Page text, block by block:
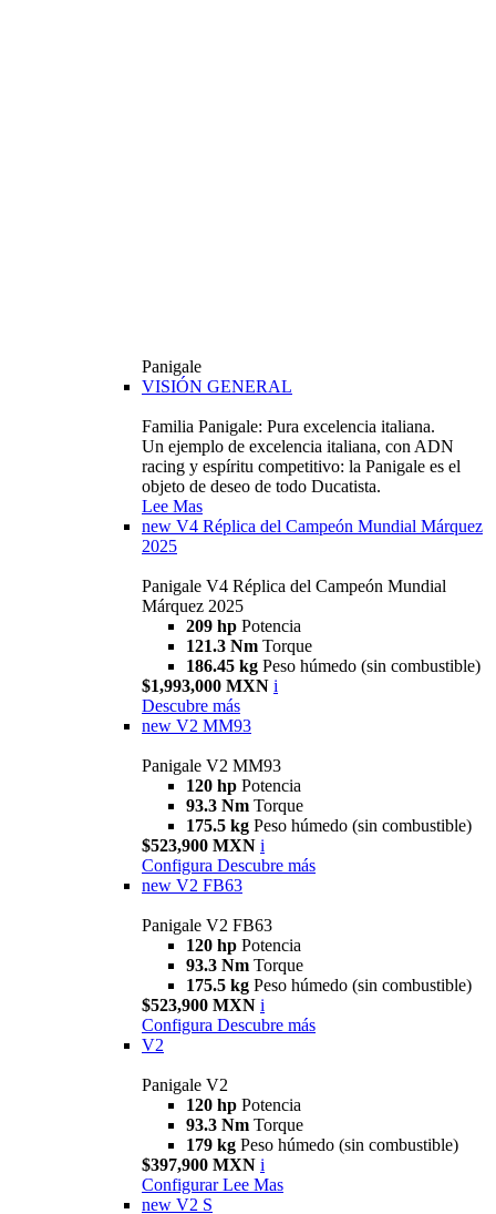
Panigale
VISIÓN GENERAL
Familia Panigale: Pura excelencia italiana.
Un ejemplo de excelencia italiana, con ADN
racing y espíritu competitivo: la Panigale es el
objeto de deseo de todo Ducatista.
Lee Mas
new V4 Réplica del Campeón Mundial Márquez
2025
Panigale V4 Réplica del Campeón Mundial
Márquez 2025
209 hp Potencia
121.3 Nm Torque
186.45 kg Peso húmedo (sin combustible)
$1,993,000 MXN i
Descubre más
new V2 MM93
Panigale V2 MM93
120 hp Potencia
93.3 Nm Torque
175.5 kg Peso húmedo (sin combustible)
$523,900 MXN i
Configura Descubre más
new V2 FB63
Panigale V2 FB63
120 hp Potencia
93.3 Nm Torque
175.5 kg Peso húmedo (sin combustible)
$523,900 MXN i
Configura Descubre más
V2
Panigale V2
120 hp Potencia
93.3 Nm Torque
179 kg Peso húmedo (sin combustible)
$397,900 MXN i
Configurar Lee Mas
new V2 S